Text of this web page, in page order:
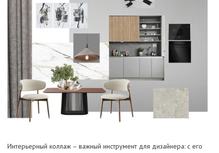
Интерьерный коллаж – важный инструмент для дизайнера: с его